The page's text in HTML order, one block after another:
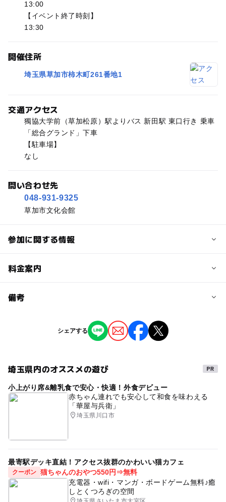
13:00
【イベント終了時刻】
13:30
開催住所
埼玉県草加市柿木町261番地1
交通アクセス
獨協大学前（草加松原）駅よりバス 新田駅 東口行き 乗車
「総合グランド」下車
【駐車場】
なし
問い合わせ先
048-931-9325
草加市文化会館
参加に関する情報
予約/応募
料金案内
料金について
備考
※掲載の情報は天候や主催者側の都合などにより変更にな
ることがあります。
シェアする
埼玉県内のオススメの遊び
小上がり席&離乳食で安心・快適！外食デビュー
赤ちゃん連れでも安心して和食を味わえる
「華屋与兵衛」
埼玉県川口市
最寄駅デッキ直結！アクセス抜群のかわいい猫カフェ
クーポン 猫ちゃんのおやつ550円⇒無料
充電器・wifi・マンガ・ボードゲーム無料♪癒
しとくつろぎの空間